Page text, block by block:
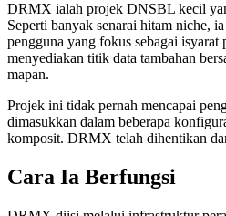
DRMX ialah projek DNSBL kecil
Seperti banyak senarai hitam niche,
pengguna yang fokus sebagai isyarat
menyediakan titik data tambahan
mapan.
Projek ini tidak pernah mencapai
dimasukkan dalam beberapa
komposit. DRMX telah dihentikan
Cara Ia Berfungsi